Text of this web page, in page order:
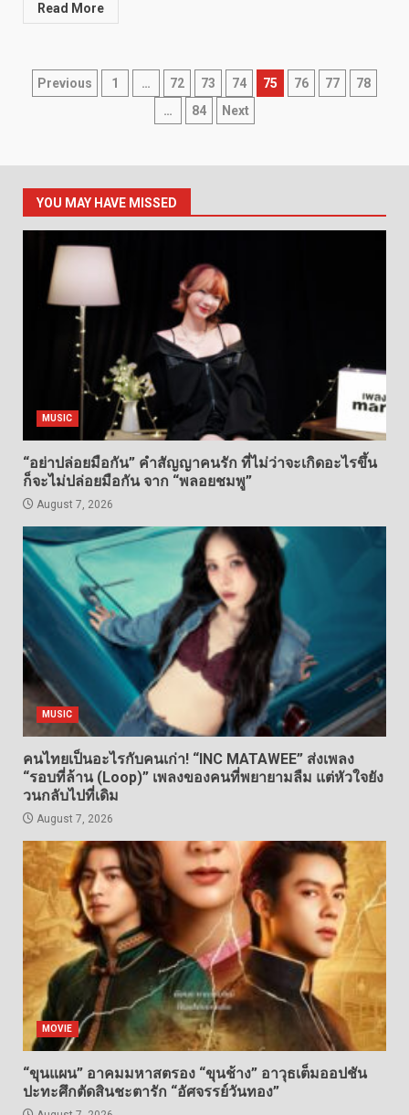
Read More
Posts
pagination
Previous 1 … 72 73 74 75 76 77
78
…
84 Next
YOU MAY HAVE MISSED
MUSIC
“อย่าปล่อยมือกัน” คำสัญญาคนรัก ที่ไม่ว่าจะเกิดอะไรขึ้น
ก็จะไม่ปล่อยมือกัน จาก “พลอยชมพู”
August 7, 2026
MUSIC
คนไทยเป็นอะไรกับคนเก่า! “INC MATAWEE” ส่งเพลง
“รอบที่ล้าน (Loop)” เพลงของคนที่พยายามลืม แต่หัวใจยัง
วนกลับไปที่เดิม
August 7, 2026
MOVIE
“ขุนแผน” อาคมมหาสตรอง “ขุนช้าง” อาวุธเต็มออปชัน
ปะทะศึกตัดสินชะตารัก “อัศจรรย์วันทอง”